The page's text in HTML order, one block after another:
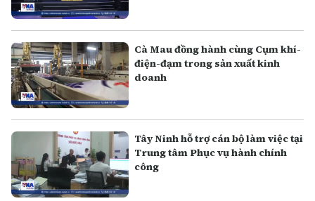
Cà Mau đồng hành cùng Cụm khí-
điện-đạm trong sản xuất kinh
doanh
Tây Ninh hỗ trợ cán bộ làm việc tại
Trung tâm Phục vụ hành chính
công